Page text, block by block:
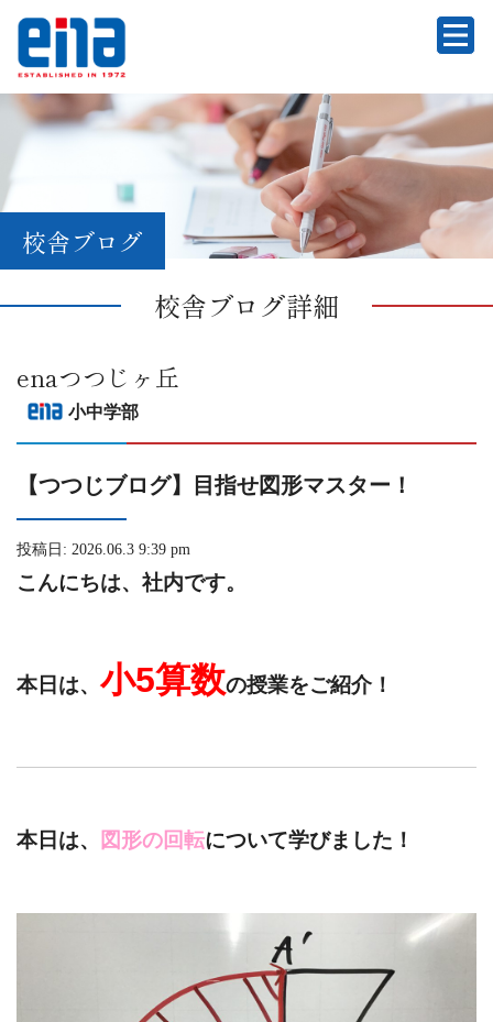
校舎ブログ
校舎ブログ詳細
enaつつじヶ丘
小中学部
【つつじブログ】目指せ図形マスター！
投稿日: 2026.06.3 9:39 pm
こんにちは、社内です。
本日は、 小5算数の授業をご紹介！
本日は、 図形の回転について学びました！